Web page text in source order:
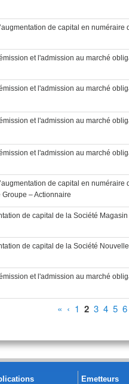
de capital en
et l'admission au marché
et l'admission au marché
et l'admission au marché
et l'admission au marché
de capital en
– Actionnaire
de capital de la Société
de capital de la Société
et l'admission au marché
« ‹ 1 2 3 4 5 6
Emetteurs